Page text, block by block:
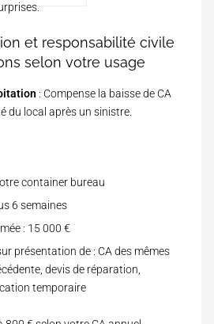
et responsabilité civile
selon votre usage
: Compense la baisse de CA
du local après un sinistre.
container bureau
6 semaines
: 15 000 €
présentation de : CA des mêmes
devis de réparation,
temporaire